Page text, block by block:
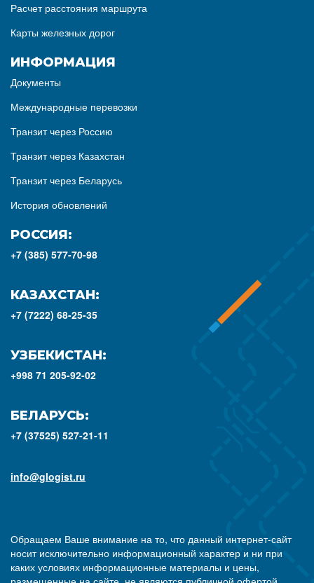
Расчет расстояния маршрута
Карты железных дорог
ИНФОРМАЦИЯ
Документы
Международные перевозки
Транзит через Россию
Транзит через Казахстан
Транзит через Беларусь
История обновлений
РОССИЯ:
+7 (385) 577-70-98
КАЗАХСТАН:
+7 (7222) 68-25-35
УЗБЕКИСТАН:
+998 71 205-92-02
БЕЛАРУСЬ:
+7 (37525) 527-21-11
info@glogist.ru
Обращаем Ваше внимание на то, что данный интернет-сайт
носит исключительно информационный характер и ни при
каких условиях информационные материалы и цены,